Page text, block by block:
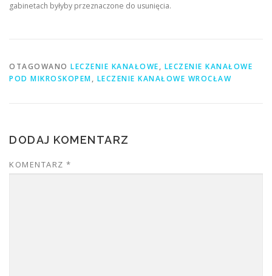
gabinetach byłyby przeznaczone do usunięcia.
OTAGOWANO LECZENIE KANAŁOWE, LECZENIE KANAŁOWE
POD MIKROSKOPEM, LECZENIE KANAŁOWE WROCŁAW
DODAJ KOMENTARZ
KOMENTARZ *